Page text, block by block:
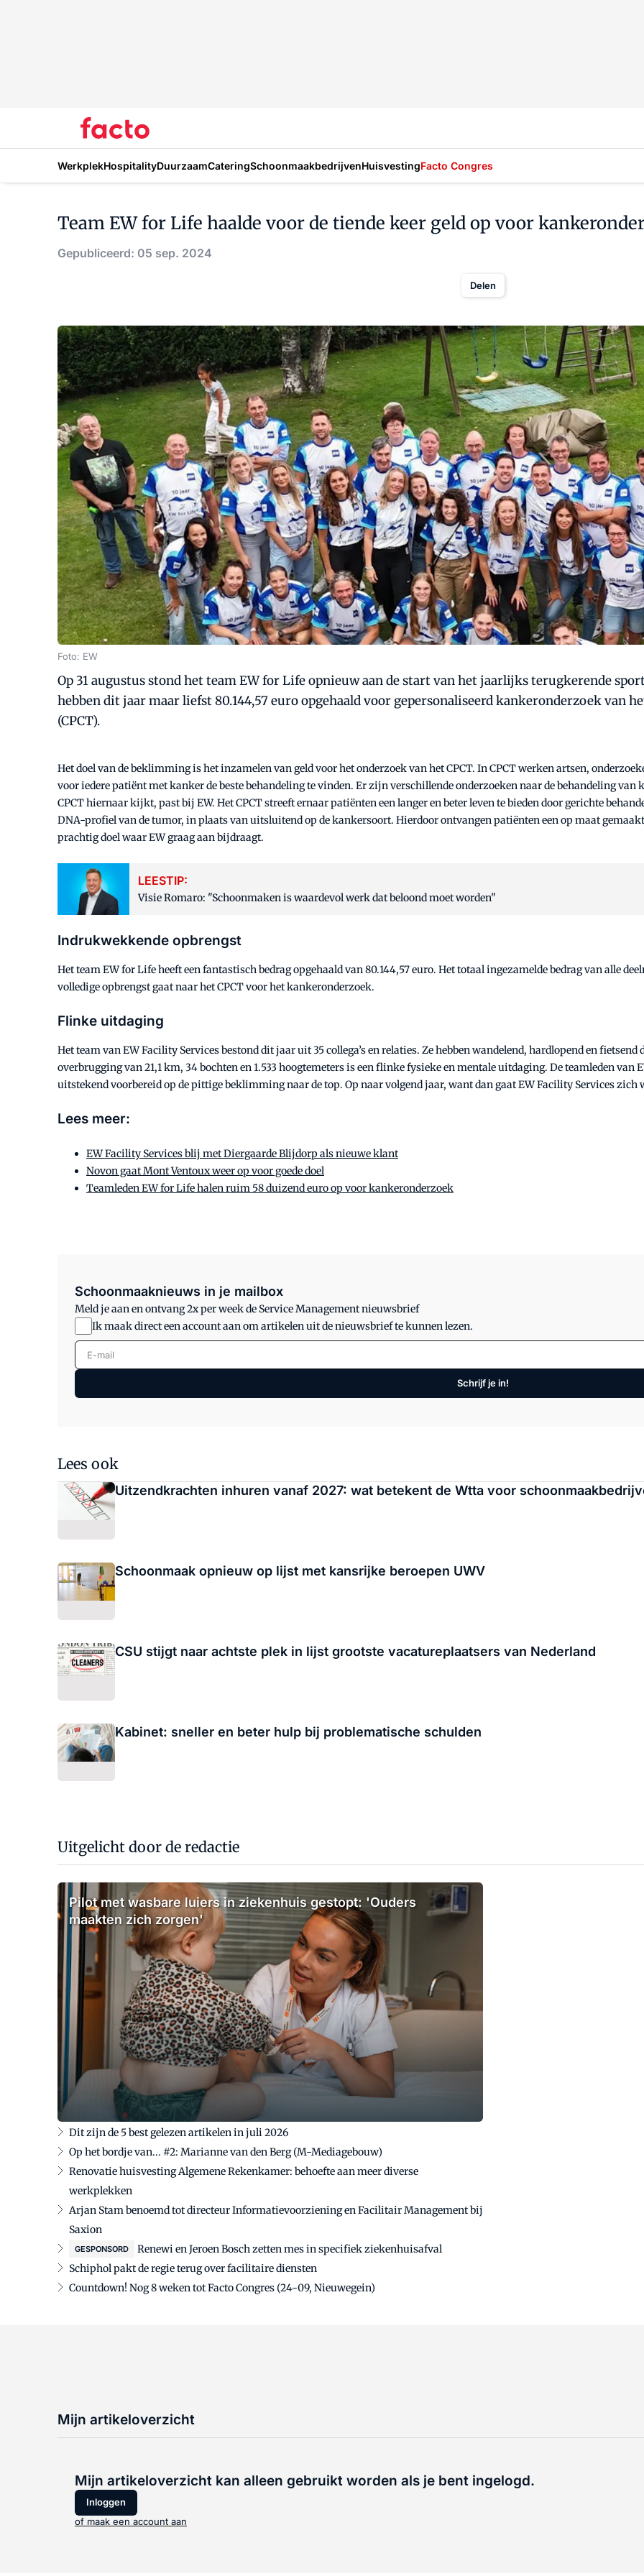
WerkplekHospitalityDuurzaamCateringSchoonmaakbedrijvenHuisvestingFacto Congres
Team EW for Life haalde voor de tiende keer geld op voor
Gepubliceerd: 05 sep. 2024
Delen
Foto: EW
Op 31 augustus stond het team EW for Life opnieuw aan de start van het jaarlijks terugkerende
hebben dit jaar maar liefst 80.144,57 euro opgehaald voor gepersonaliseerd kankeronderzoek van
(CPCT).
Het doel van de beklimming is het inzamelen van geld voor het onderzoek van het CPCT. In CPCT werken artsen,
voor iedere patiënt met kanker de beste behandeling te vinden. Er zijn verschillende onderzoeken naar de behandeling
CPCT hiernaar kijkt, past bij EW. Het CPCT streeft ernaar patiënten een langer en beter leven te bieden door gerichte
DNA-profiel van de tumor, in plaats van uitsluitend op de kankersoort. Hierdoor ontvangen patiënten een op maat
prachtig doel waar EW graag aan bijdraagt.
LEESTIP:
Visie Romaro: "Schoonmaken is waardevol werk dat beloond moet worden"
Indrukwekkende opbrengst
Het team EW for Life heeft een fantastisch bedrag opgehaald van 80.144,57 euro. Het totaal ingezamelde bedrag van alle
volledige opbrengst gaat naar het CPCT voor het kankeronderzoek.
Flinke uitdaging
Het team van EW Facility Services bestond dit jaar uit 35 collega’s en relaties. Ze hebben wandelend, hardlopend en
overbrugging van 21,1 km, 34 bochten en 1.533 hoogtemeters is een flinke fysieke en mentale uitdaging. De teamleden van
uitstekend voorbereid op de pittige beklimming naar de top. Op naar volgend jaar, want dan gaat EW Facility Services zich
Lees meer:
EW Facility Services blij met Diergaarde Blijdorp als nieuwe klant
Novon gaat Mont Ventoux weer op voor goede doel
Teamleden EW for Life halen ruim 58 duizend euro op voor kankeronderzoek
Schoonmaaknieuws in je mailbox
Meld je aan en ontvang 2x per week de Service Management nieuwsbrief
Ik maak direct een account aan om artikelen uit de nieuwsbrief te kunnen lezen.
E-mail
Schrijf je in!
Lees ook
Uitzendkrachten inhuren vanaf 2027: wat betekent de Wtta voor
Schoonmaak opnieuw op lijst met kansrijke beroepen UWV
CSU stijgt naar achtste plek in lijst grootste vacatureplaatsers van Nederland
Kabinet: sneller en beter hulp bij problematische schulden
Uitgelicht door de redactie
Pilot met wasbare luiers in ziekenhuis gestopt: 'Ouders
maakten zich zorgen'
Dit zijn de 5 best gelezen artikelen in juli 2026
Op het bordje van... #2: Marianne van den Berg (M-Mediagebouw)
Renovatie huisvesting Algemene Rekenkamer: behoefte aan meer diverse
werkplekken
Arjan Stam benoemd tot directeur Informatievoorziening en Facilitair Management bij
Saxion
GESPONSORD
Renewi en Jeroen Bosch zetten mes in specifiek ziekenhuisafval
Schiphol pakt de regie terug over facilitaire diensten
Countdown! Nog 8 weken tot Facto Congres (24-09, Nieuwegein)
Mijn artikeloverzicht
Mijn artikeloverzicht kan alleen gebruikt worden als je bent ingelogd.
Inloggen
of maak een account aan